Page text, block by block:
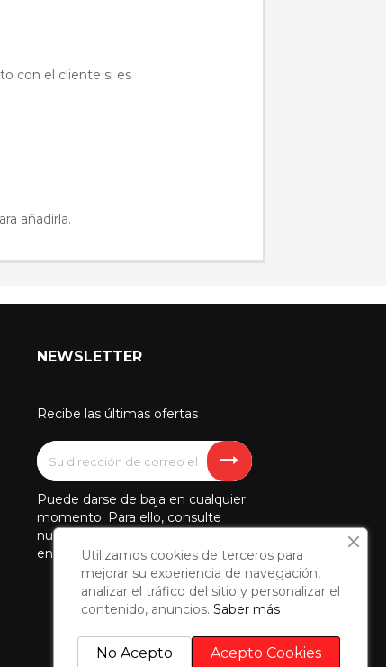
con el cliente si es
añadirla.
NEWSLETTER
Recibe las últimas ofertas
Puede darse de baja en cualquier
momento. Para ello, consulte
nuestra información de contacto
en el aviso legal.
Utilizamos cookies de terceros para
mejorar su experiencia de navegación,
analizar el tráfico del sitio y personalizar el
contenido, anuncios. Saber más
Acepto Cookies
No Acepto